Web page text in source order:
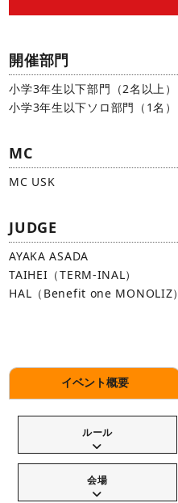
開催部門
小学3年生以下部門（2名以上）
小学3年生以下ソロ部門（1名）
MC
MC USK
JUDGE
AYAKA ASADA
TAIHEI（TERM-INAL）
HAL（Benefit one MONOLIZ）
イベント概要
ルール
会場